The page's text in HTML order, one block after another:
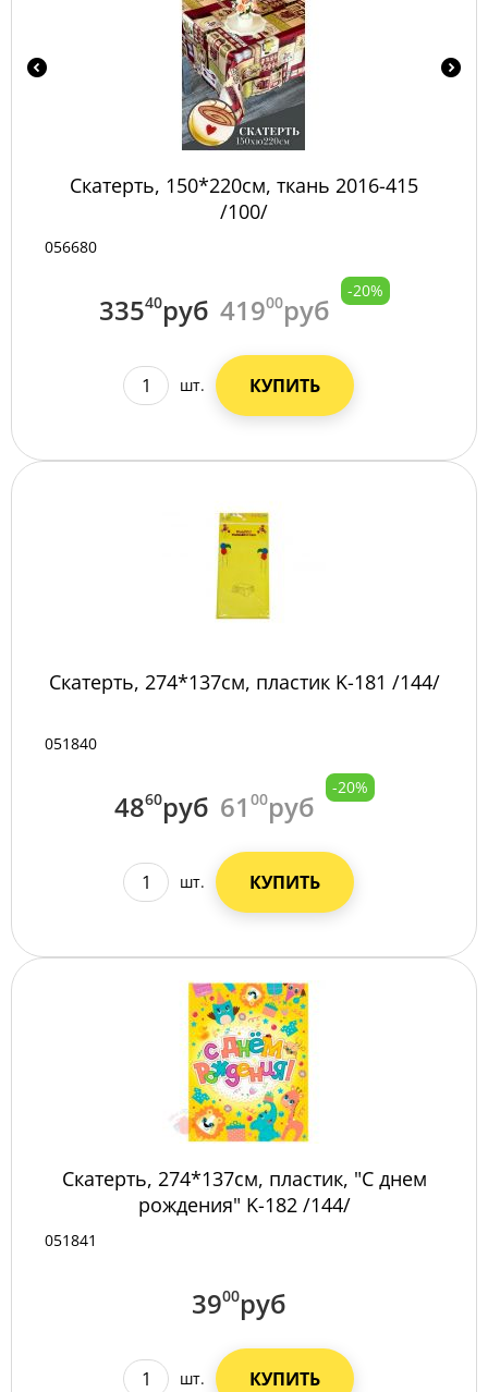
Скатерть, 150*220см, ткань 2016-415
/100/
056680
33540руб 41900руб
-20%
шт. КУПИТЬ
Скатерть, 274*137см, пластик K-181 /144/
051840
4860руб 61 00руб
-20%
шт. КУПИТЬ
Скатерть, 274*137см, пластик, "С днем
рождения" K-182 /144/
051841
3900руб
шт. КУПИТЬ